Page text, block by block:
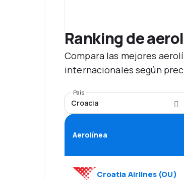
Ranking de
Compara las mejores
internacionales según
País
Croacia
Aerolínea
Croatia Airlines (OU)